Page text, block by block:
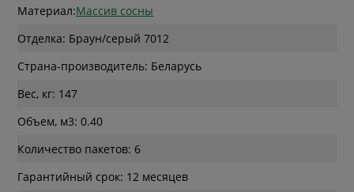
Материал:Массив сосны
Отделка: Браун/серый 7012
Страна-производитель: Беларусь
Вес, кг: 147
Объем, м3: 0.40
Количество пакетов: 6
Гарантийный срок: 12 месяцев